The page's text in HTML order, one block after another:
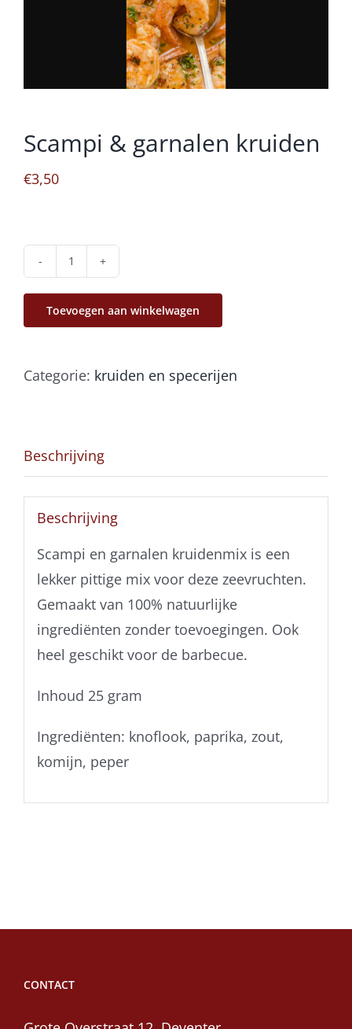
Scampi & garnalen kruiden
€3,50
Scampi
&
garnalen
aantal
Toevoegen aan winkelwagen
Categorie: kruiden en specerijen
Beschrijving
Beschrijving
Scampi en garnalen kruidenmix is een
lekker pittige mix voor deze zeevruchten.
Gemaakt van 100% natuurlijke
ingrediënten zonder toevoegingen. Ook
heel geschikt voor de barbecue.
Inhoud 25 gram
Ingrediënten: knoflook, paprika, zout,
komijn, peper
CONTACT